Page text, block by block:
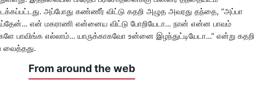
அப்போது கண்ணீர் விட்டு கதறி அழுத அவரது தந்தை, “அப்பா
என் மகராணி என்னைய விட்டு போறியேடா... நான் என்ன பாவம்
பாவிங்க எல்லாம்... யாருக்காகவோ உன்னை இழந்துட்டியேடா...” என்று கதறி
வைத்தது.
From around the web